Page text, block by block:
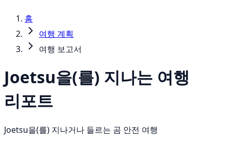
홈
여행 계획
여행 보고서
Joetsu을(를) 지나는 여행
리포트
Joetsu을(를) 지나거나 들르는 곰 안전 여행